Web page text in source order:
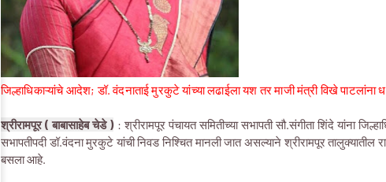
जिल्हाधिकाऱ्यांचे आदेश; डॉ. वंदनाताई मुरकुटे यांच्या लढाईला यश तर माजी मंत्री विखे पाटलांना
श्रीरामपूर ( बाबासाहेब चेडे ): श्रीरामपूर पंचायत समितीच्या सभापती सौ.संगीता शिंदे यांना
सभापतीपदी डॉ.वंदना मुरकुटे यांची निवड निश्चित मानली जात असल्याने श्रीरामपूर तालुक्यातील
बसला आहे.